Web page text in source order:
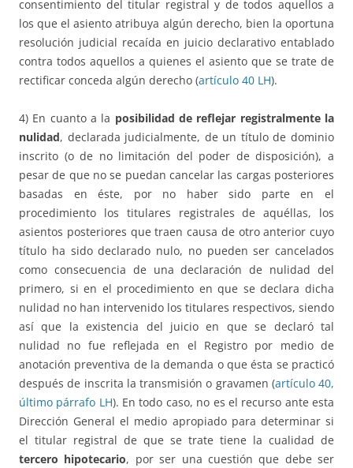
consentimiento del titular registral y de todos aquellos a
los que el asiento atribuya algún derecho, bien la oportuna
resolución judicial recaída en juicio declarativo entablado
contra todos aquellos a quienes el asiento que se trate de
rectificar conceda algún derecho (artículo 40 LH).
4) En cuanto a la posibilidad de reflejar registralmente la
nulidad, declarada judicialmente, de un título de dominio
inscrito (o de no limitación del poder de disposición), a
pesar de que no se puedan cancelar las cargas posteriores
basadas en éste, por no haber sido parte en el
procedimiento los titulares registrales de aquéllas, los
asientos posteriores que traen causa de otro anterior cuyo
título ha sido declarado nulo, no pueden ser cancelados
como consecuencia de una declaración de nulidad del
primero, si en el procedimiento en que se declara dicha
nulidad no han intervenido los titulares respectivos, siendo
así que la existencia del juicio en que se declaró tal
nulidad no fue reflejada en el Registro por medio de
anotación preventiva de la demanda o que ésta se practicó
después de inscrita la transmisión o gravamen (artículo 40,
último párrafo LH). En todo caso, no es el recurso ante esta
Dirección General el medio apropiado para determinar si
el titular registral de que se trate tiene la cualidad de
tercero hipotecario, por ser una cuestión que debe ser